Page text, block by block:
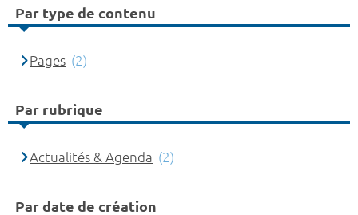
Par type de contenu
Pages (2)
Par rubrique
Actualités & Agenda (2)
Par date de création